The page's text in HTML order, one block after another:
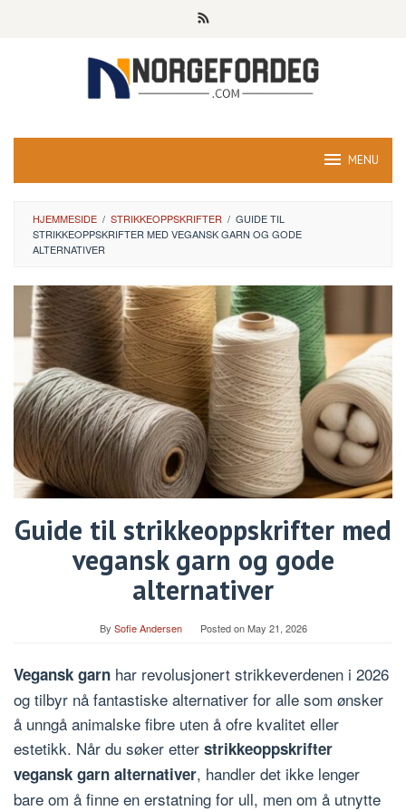
MENU
HJEMMESIDE / STRIKKEOPPSKRIFTER / GUIDE TIL
STRIKKEOPPSKRIFTER MED VEGANSK GARN OG GODE
ALTERNATIVER
Guide til strikkeoppskrifter med
vegansk garn og gode
alternativer
By Sofie Andersen Posted onMay 21, 2026
Vegansk garn har revolusjonert strikkeverdenen i 2026
og tilbyr nå fantastiske alternativer for alle som ønsker
å unngå animalske fibre uten å ofre kvalitet eller
estetikk. Når du søker etter strikkeoppskrifter
vegansk garn alternativer, handler det ikke lenger
bare om å finne en erstatning for ull, men om å utnytte